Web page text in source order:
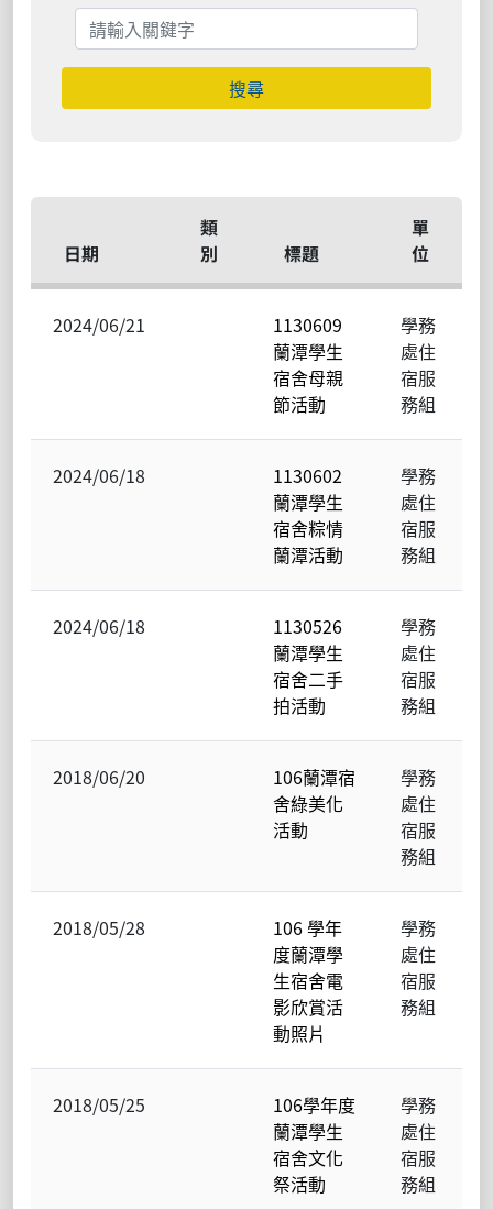
搜尋
日期
類
別
標題
單
位
2024/06/21
1130609
蘭潭學生
宿舍母親
節活動
學務
處住
宿服
務組
2024/06/18
1130602
蘭潭學生
宿舍粽情
蘭潭活動
學務
處住
宿服
務組
2024/06/18
1130526
蘭潭學生
宿舍二手
拍活動
學務
處住
宿服
務組
2018/06/20
106蘭潭宿
舍綠美化
活動
學務
處住
宿服
務組
2018/05/28
106 學年
度蘭潭學
生宿舍電
影欣賞活
動照片
學務
處住
宿服
務組
2018/05/25
106學年度
蘭潭學生
宿舍文化
祭活動
學務
處住
宿服
務組